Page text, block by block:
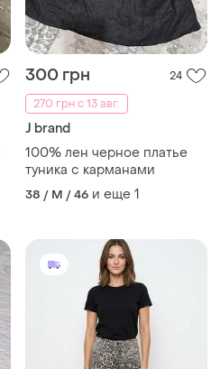
300 грн
24
270 грн с 13 авг.
J brand
100% лен черное платье
туника с карманами
38 / M / 46 и еще 1